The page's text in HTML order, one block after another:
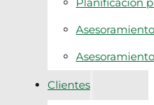
Clientes